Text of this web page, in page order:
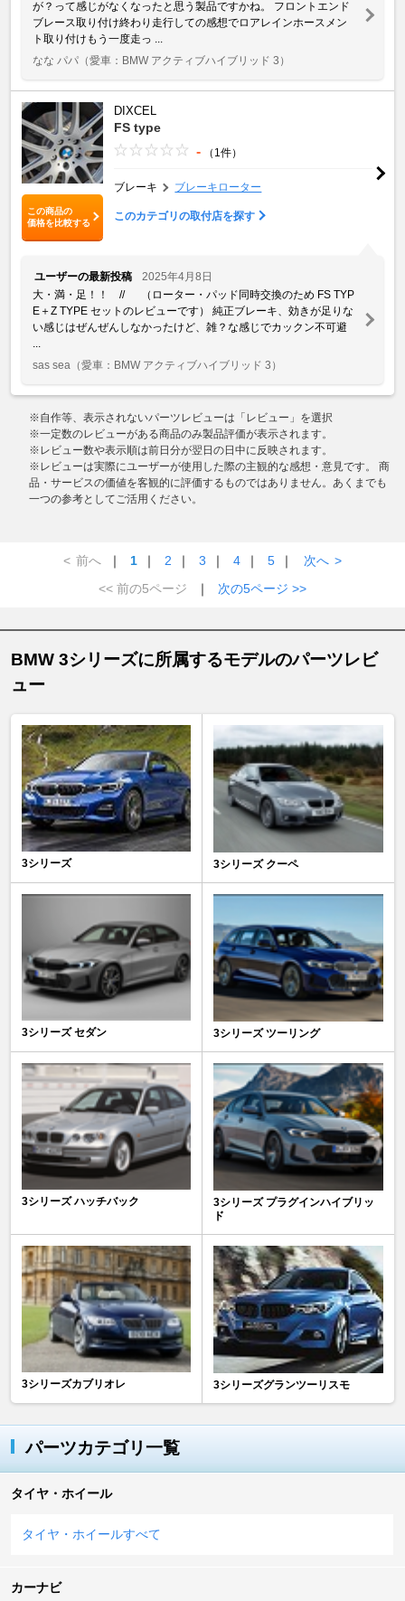
が？って感じがなくなったと思う製品ですかね。 フロントエンド
ブレース取り付け終わり走行しての感想でロアレインホースメン
ト取り付けもう一度走っ ...
なな パパ （愛車：BMW アクティブハイブリッド 3）
この商品の
価格を比較する
DIXCEL
FS type
- （1件）
ブレーキ ブレーキローター
このカテゴリの取付店を探す
ユーザーの最新投稿
2025年4月8日
大・満・足！！ // （ローター・パッド同時交換のため FS TYP
E＋Z TYPE セットのレビューです） 純正ブレーキ、効きが足りな
い感じはぜんぜんしなかったけど、雑？な感じでカックン不可避
sas sea （愛車：BMW アクティブハイブリッド 3）
※自作等、表示されないパーツレビューは「レビュー」を選択
※一定数のレビューがある商品のみ製品評価が表示されます。
※レビュー数や表示順は前日分が翌日の日中に反映されます。
※レビューは実際にユーザーが使用した際の主観的な感想・意見です。 商
品・サービスの価値を客観的に評価するものではありません。あくまでも
一つの参考としてご活用ください。
< 前へ ｜ 1 ｜ 2 ｜ 3 ｜ 4 ｜ 5 ｜ 次へ >
<< 前の5ページ
｜ 次の5ページ >>
BMW 3シリーズに所属するモデルのパーツレビ
ュー
3シリーズ 3シリーズ クーペ
3シリーズ セダン 3シリーズ ツーリング
3シリーズ ハッチバック
3シリーズ プラグインハイブリッ
ド
3シリーズカブリオレ 3シリーズグランツーリスモ
パーツカテゴリ一覧
タイヤ・ホイール
タイヤ・ホイールすべて
カーナビ